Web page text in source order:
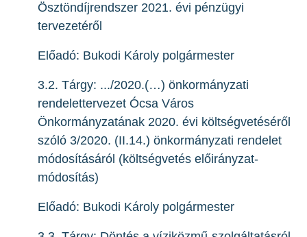
Ösztöndíjrendszer 2021. évi pénzügyi
tervezetéről
Előadó: Bukodi Károly polgármester
3.2. Tárgy: .../2020.(…) önkormányzati
rendelettervezet Ócsa Város
Önkormányzatának 2020. évi költségvetéséről
szóló 3/2020. (II.14.) önkormányzati rendelet
módosításáról (költségvetés előirányzat-
módosítás)
Előadó: Bukodi Károly polgármester